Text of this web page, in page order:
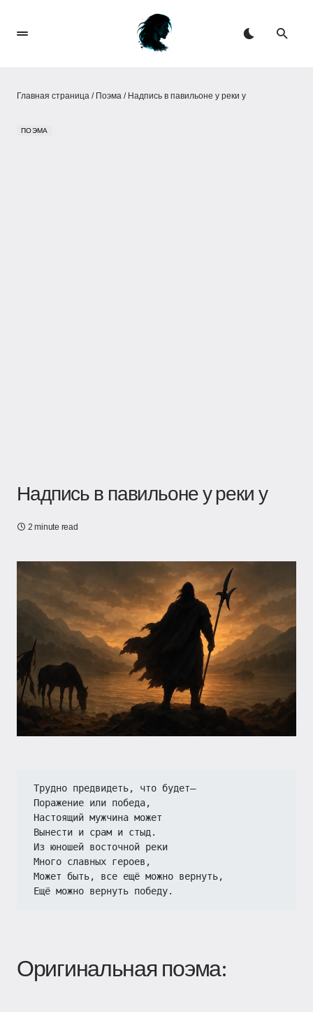
Главная страница / Поэма / Надпись в павильоне у реки у
ПОЭМА
Надпись в павильоне у реки у
2 minute read
Трудно предвидеть, что будет—
Поражение или победа,
Настоящий мужчина может
Вынести и срам и стыд.
Из юношей восточной реки
Много славных героев,
Может быть, все ещё можно вернуть,
Ещё можно вернуть победу.
Оригинальная поэма: